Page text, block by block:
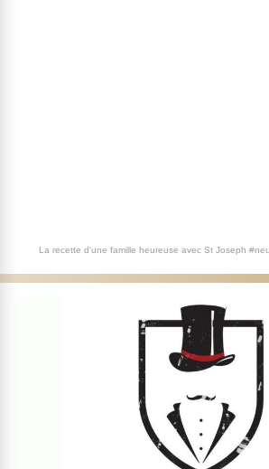
La recette d'une famille heureuse avec St Joseph